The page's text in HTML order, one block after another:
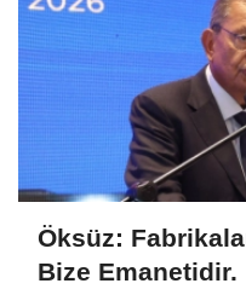
Öksüz:
Bize Emanetidir.